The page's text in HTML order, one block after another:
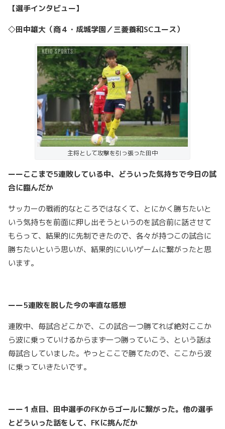
【選手インタビュー】
◇田中雄大（商４・成城学園／三菱養和SCユース）
主将として攻撃を引っ張った田中
ーーここまで5連敗している中、どういった気持ちで今日の試
合に臨んだか
サッカーの戦術的なところではなくて、とにかく勝ちたいと
いう気持ちを前面に押し出そうというのを試合前に話させて
もらって、結果的に先制できたので、各々が持つこの試合に
勝ちたいという思いが、結果的にいいゲームに繋がったと思
います。
ーー5連敗を脱した今の率直な感想
連敗中、毎試合どこかで、この試合一つ勝てれば絶対ここか
ら波に乗っていけるからまず一つ勝っていこう、という話は
毎試合していました。やっとここで勝てたので、ここから波
に乗っていきたいです。
ーー１点目、田中選手のFKからゴールに繋がった。他の選手
とどういった話をして、FKに挑んだか